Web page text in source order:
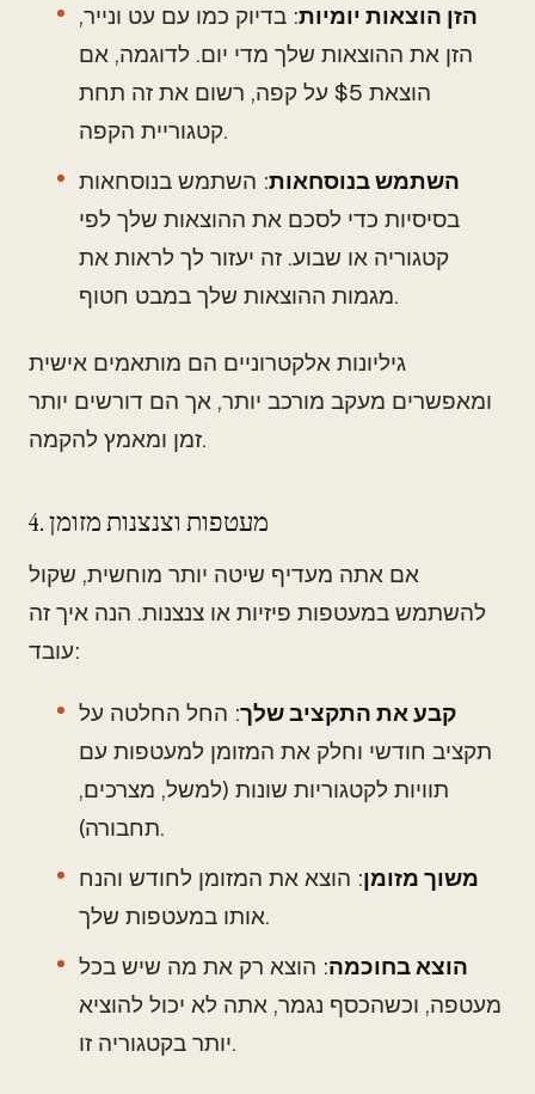
הזן הוצאות יומיות: בדיוק כמו עם עט ונייר,
הזן את ההוצאות שלך מדי יום. לדוגמה, אם
הוצאת $5 על קפה, רשום את זה תחת
קטגוריית הקפה.
השתמש בנוסחאות: השתמש בנוסחאות
בסיסיות כדי לסכם את ההוצאות שלך לפי
קטגוריה או שבוע. זה יעזור לך לראות את
מגמות ההוצאות שלך במבט חטוף.
גיליונות אלקטרוניים הם מותאמים אישית
ומאפשרים מעקב מורכב יותר, אך הם דורשים יותר
זמן ומאמץ להקמה.
4. מעטפות וצנצנות מזומן
אם אתה מעדיף שיטה יותר מוחשית, שקול
להשתמש במעטפות פיזיות או צנצנות. הנה איך זה
עובד:
קבע את התקציב שלך: החל החלטה על
תקציב חודשי וחלק את המזומן למעטפות עם
תוויות לקטגוריות שונות (למשל, מצרכים,
תחבורה).
משוך מזומן: הוצא את המזומן לחודש והנח
אותו במעטפות שלך.
הוצא בחוכמה: הוצא רק את מה שיש בכל
מעטפה, וכשהכסף נגמר, אתה לא יכול להוציא
יותר בקטגוריה זו.